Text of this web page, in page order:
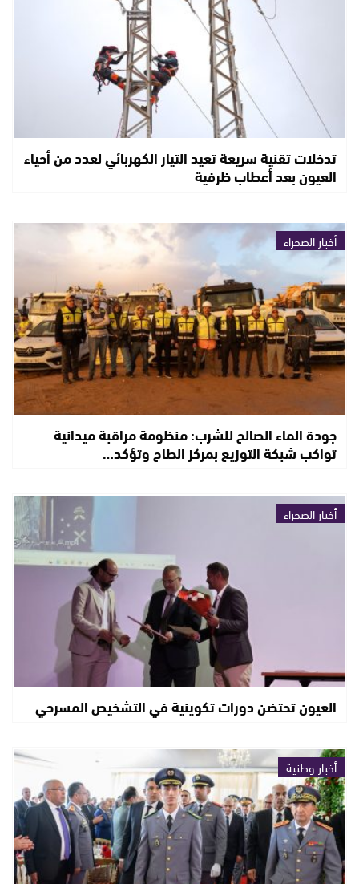
تدخلات تقنية سريعة تعيد التيار الكهربائي لعدد من أحياء
العيون بعد أعطاب ظرفية
أخبار الصحراء
جودة الماء الصالح للشرب: منظومة مراقبة ميدانية
تواكب شبكة التوزيع بمركز الطاح وتؤكد…
أخبار الصحراء
العيون تحتضن دورات تكوينية في التشخيص المسرحي
أخبار وطنية